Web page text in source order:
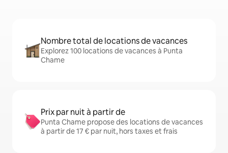
Nombre total de locations de vacances
Explorez 100 locations de vacances à Punta
Chame
Prix par nuit à partir de
Punta Chame propose des locations de vacances
à partir de 17 € par nuit, hors taxes et frais